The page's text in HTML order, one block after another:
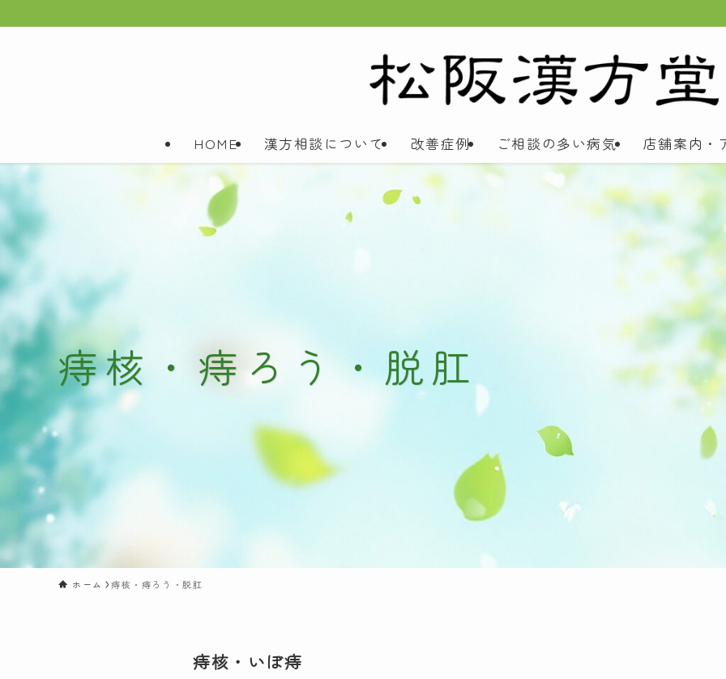
HOME 漢方相談について 改善症例 ご相談の多い病気 店舗案内・
痔核・痔ろう・脱肛
ホーム 痔核・痔ろう・脱肛
痔核・いぼ痔